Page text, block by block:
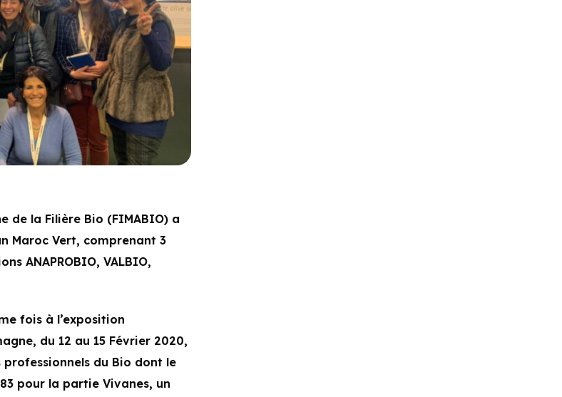
de la Filière Bio (FIMABIO) a
Maroc Vert, comprenant 3
ANAPROBIO, VALBIO,
fois à l’exposition
du 12 au 15 Février 2020,
du Bio dont le
pour la partie Vivanes, un